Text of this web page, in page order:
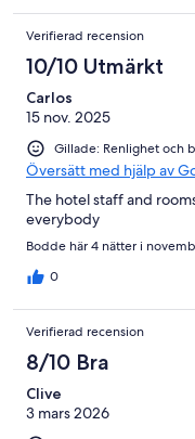
Verifierad recension
10/10 Utmärkt
Carlos
15 nov. 2025
Gillade: Renlighet och
Översätt med hjälp av
The hotel staff and
everybody
Bodde här 4 nätter i
0
Verifierad recension
8/10 Bra
Clive
3 mars 2026